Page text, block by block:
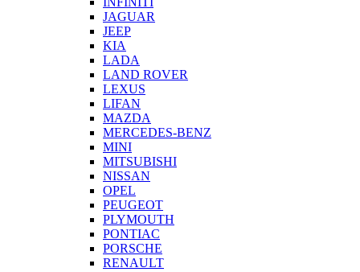
JAGUAR
JEEP
KIA
LADA
LAND ROVER
LEXUS
LIFAN
MAZDA
MERCEDES-BENZ
MINI
MITSUBISHI
NISSAN
OPEL
PEUGEOT
PLYMOUTH
PONTIAC
PORSCHE
RENAULT